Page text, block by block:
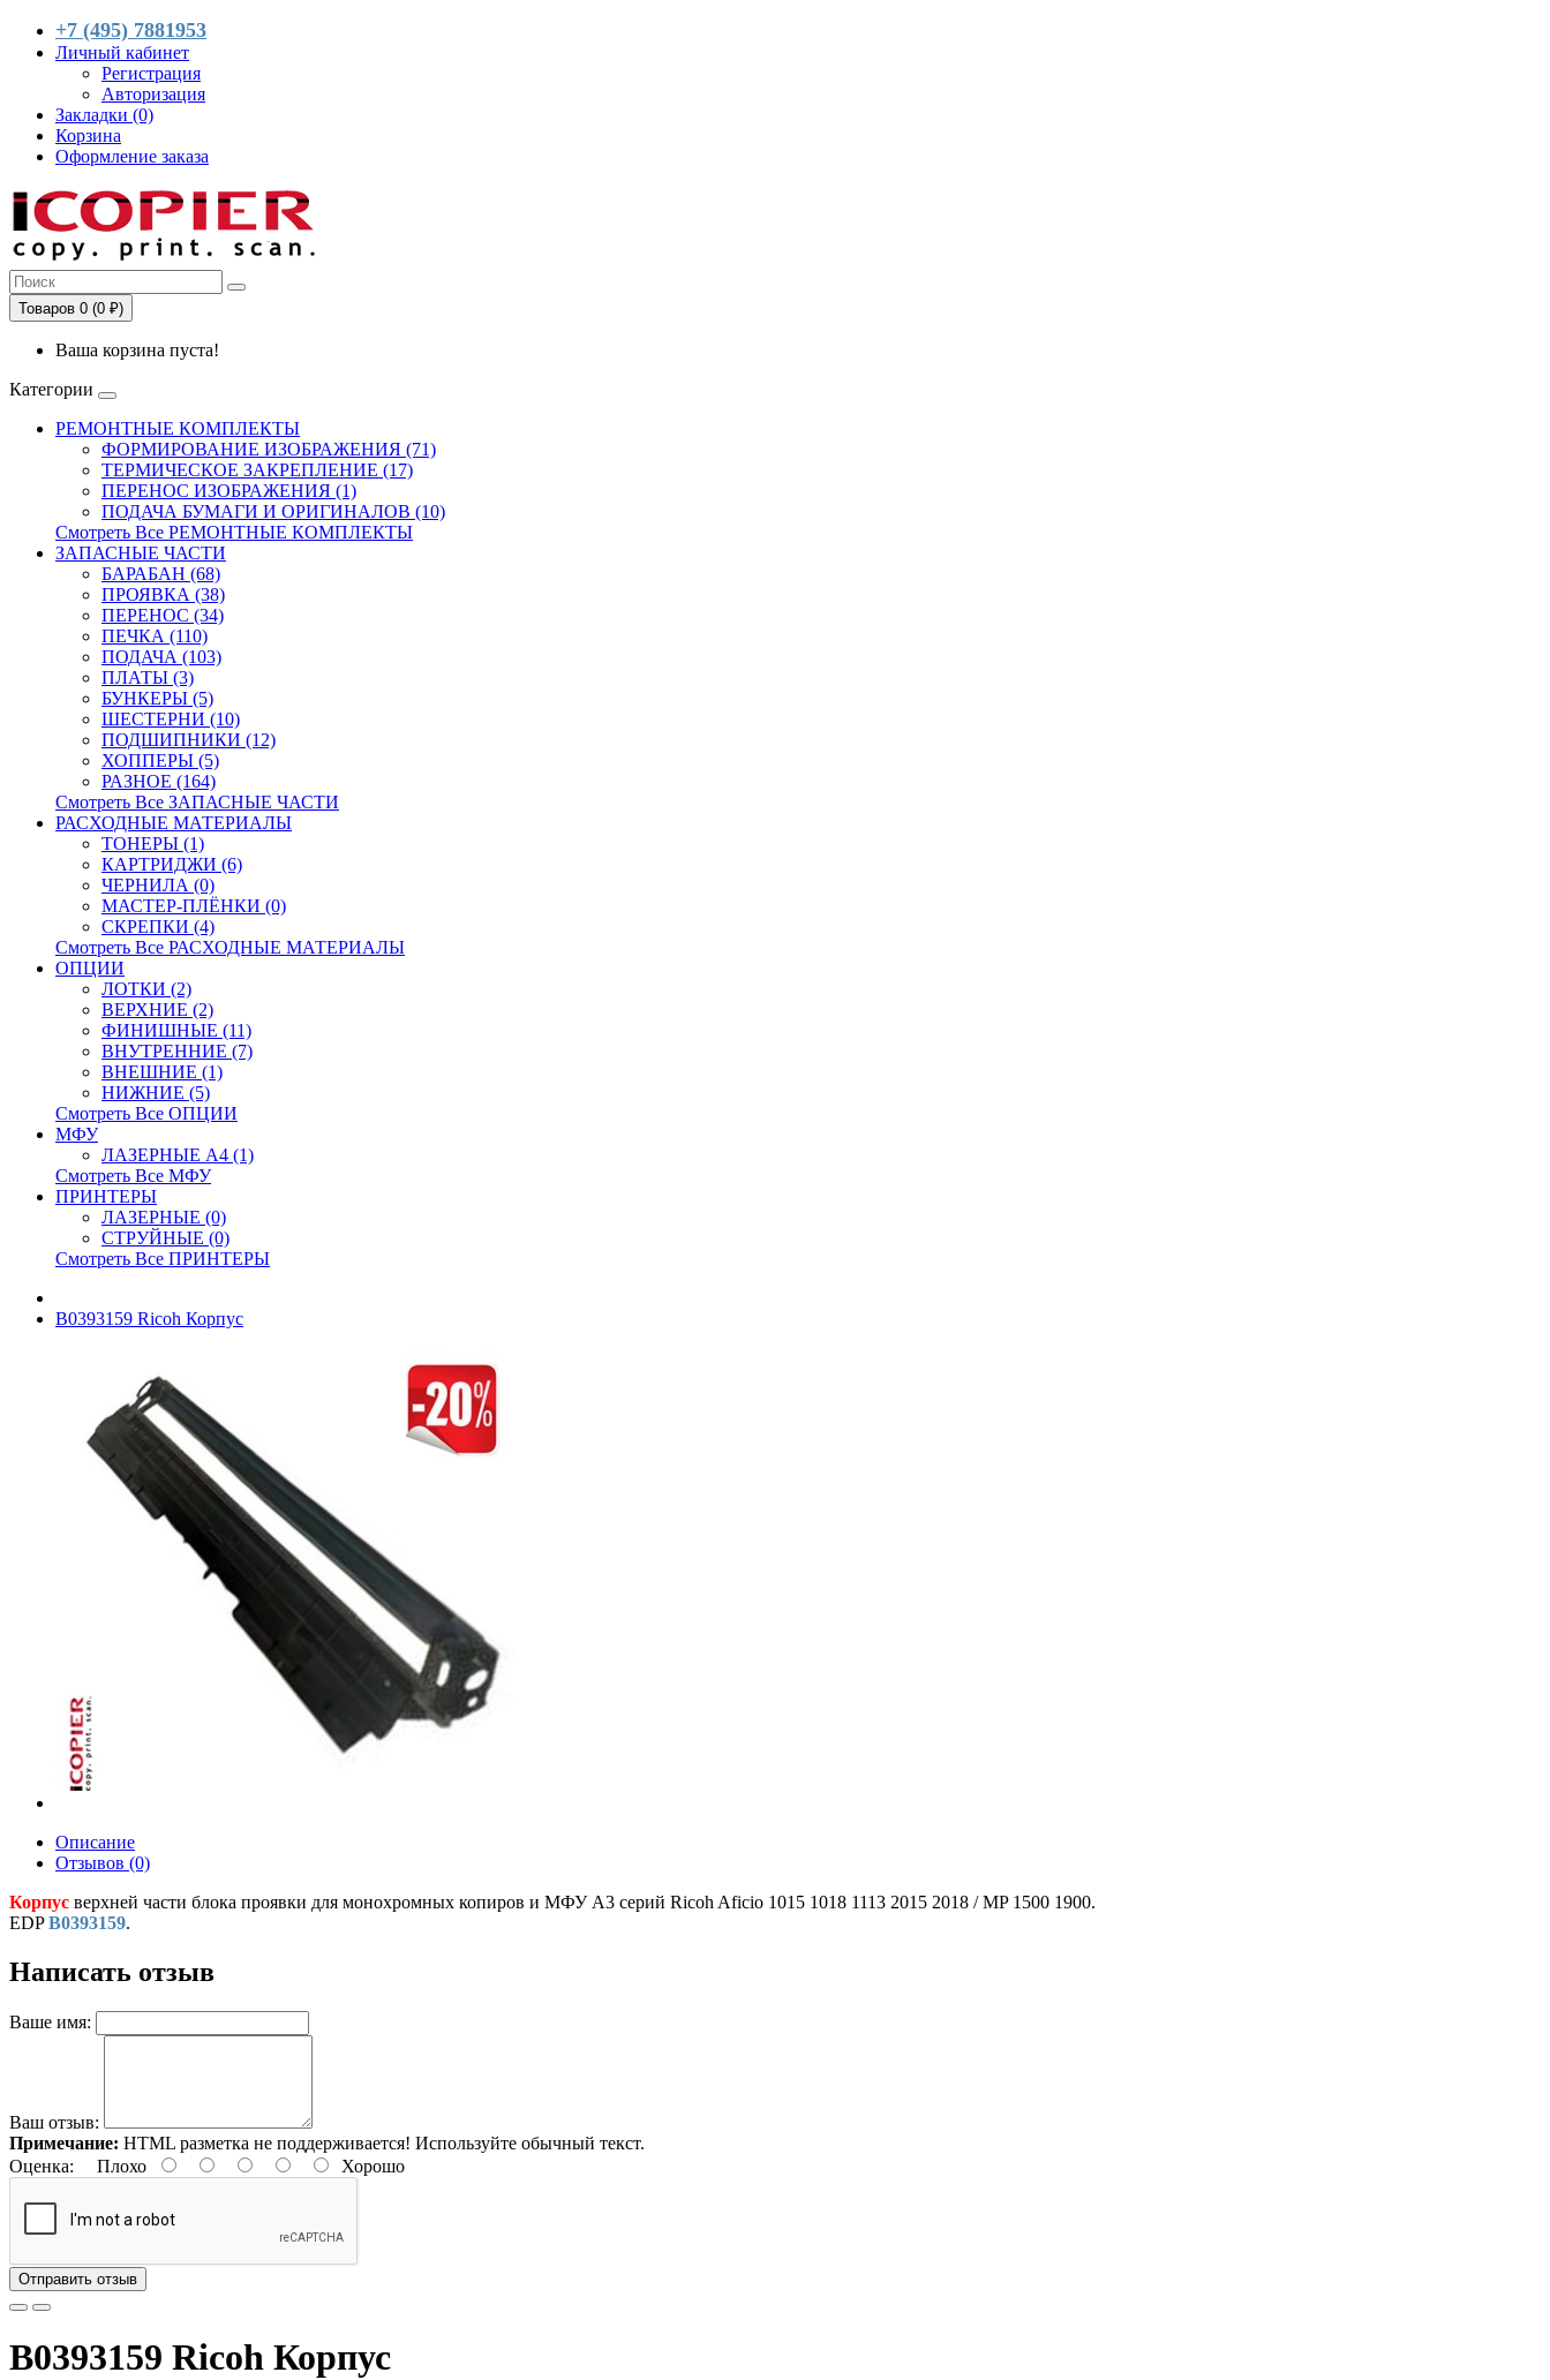
+7 (495) 7881953
Личный кабинет
Регистрация
Авторизация
Закладки (0)
Корзина
Оформление заказа
Товаров 0 (0 ₽)
Ваша корзина пуста!
Категории
РЕМОНТНЫЕ КОМПЛЕКТЫ
ФОРМИРОВАНИЕ ИЗОБРАЖЕНИЯ (71)
ТЕРМИЧЕСКОЕ ЗАКРЕПЛЕНИЕ (17)
ПЕРЕНОС ИЗОБРАЖЕНИЯ (1)
ПОДАЧА БУМАГИ И ОРИГИНАЛОВ (10)
Смотреть Все РЕМОНТНЫЕ КОМПЛЕКТЫ
ЗАПАСНЫЕ ЧАСТИ
БАРАБАН (68)
ПРОЯВКА (38)
ПЕРЕНОС (34)
ПЕЧКА (110)
ПОДАЧА (103)
ПЛАТЫ (3)
БУНКЕРЫ (5)
ШЕСТЕРНИ (10)
ПОДШИПНИКИ (12)
ХОППЕРЫ (5)
РАЗНОЕ (164)
Смотреть Все ЗАПАСНЫЕ ЧАСТИ
РАСХОДНЫЕ МАТЕРИАЛЫ
ТОНЕРЫ (1)
КАРТРИДЖИ (6)
ЧЕРНИЛА (0)
МАСТЕР-ПЛЁНКИ (0)
СКРЕПКИ (4)
Смотреть Все РАСХОДНЫЕ МАТЕРИАЛЫ
ОПЦИИ
ЛОТКИ (2)
ВЕРХНИЕ (2)
ФИНИШНЫЕ (11)
ВНУТРЕННИЕ (7)
ВНЕШНИЕ (1)
НИЖНИЕ (5)
Смотреть Все ОПЦИИ
МФУ
ЛАЗЕРНЫЕ A4 (1)
Смотреть Все МФУ
ПРИНТЕРЫ
ЛАЗЕРНЫЕ (0)
СТРУЙНЫЕ (0)
Смотреть Все ПРИНТЕРЫ
B0393159 Ricoh Корпус
Описание
Отзывов (0)
Корпус верхней части блока проявки для монохромных копиров и МФУ A3 серий Ricoh Aficio 1015 1018 1113 2015 2018 / MP 1500 1900.
EDPB0393159.
Написать отзыв
Ваше имя:
Ваш отзыв:
Примечание: HTML разметка не поддерживается! Используйте обычный текст.
Оценка: Плохо Хорошо
Отправить отзыв
B0393159 Ricoh Корпус